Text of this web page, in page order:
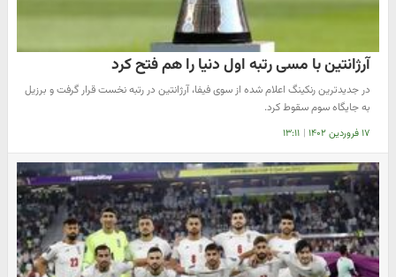
آرژانتین با مسی رتبه اول دنیا را هم فتح کرد
در جدیدترین رنکینگ اعلام شده از سوی فیفا، آرژانتین در رتبه نخست قرار گرفت و برزیل
به جایگاه سوم سقوط کرد.
۱۷ فروردین ۱۴۰۲ | ۱۳:۱۱